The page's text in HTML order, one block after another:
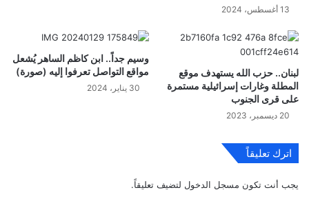
13 أغسطس، 2024
لبنان.. حزب الله يستهدف موقع
المطلة وغارات إسرائيلية مستمرة
على قرى الجنوب
20 ديسمبر، 2023
وسيم جداً.. ابن كاظم الساهر يُشعل
مواقع التواصل تعرفوا إليه (صورة)
30 يناير، 2024
اترك تعليقاً
يجب أنت تكون مسجل الدخول لتضيف تعليقاً.